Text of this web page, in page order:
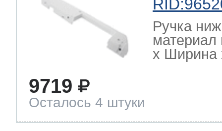
Ручка
материал
х Ширина
9719
Осталось 4 штуки